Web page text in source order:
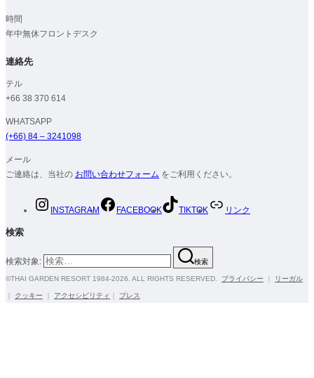
時間
年中無休フロントデスク
連絡先
テル
+66 38 370 614
WHATSAPP
(+66) 84 – 3241098
メール
ご連絡は、当社の お問い合わせフォーム をご利用ください。
INSTAGRAM FACEBOOK TIKTOK リンク
検索
検索対象: 検索
©THAI GARDEN RESORT 1984-2026. ALL RIGHTS RESERVED. プライバシー リーガル
クッキー アクセシビリティ プレス